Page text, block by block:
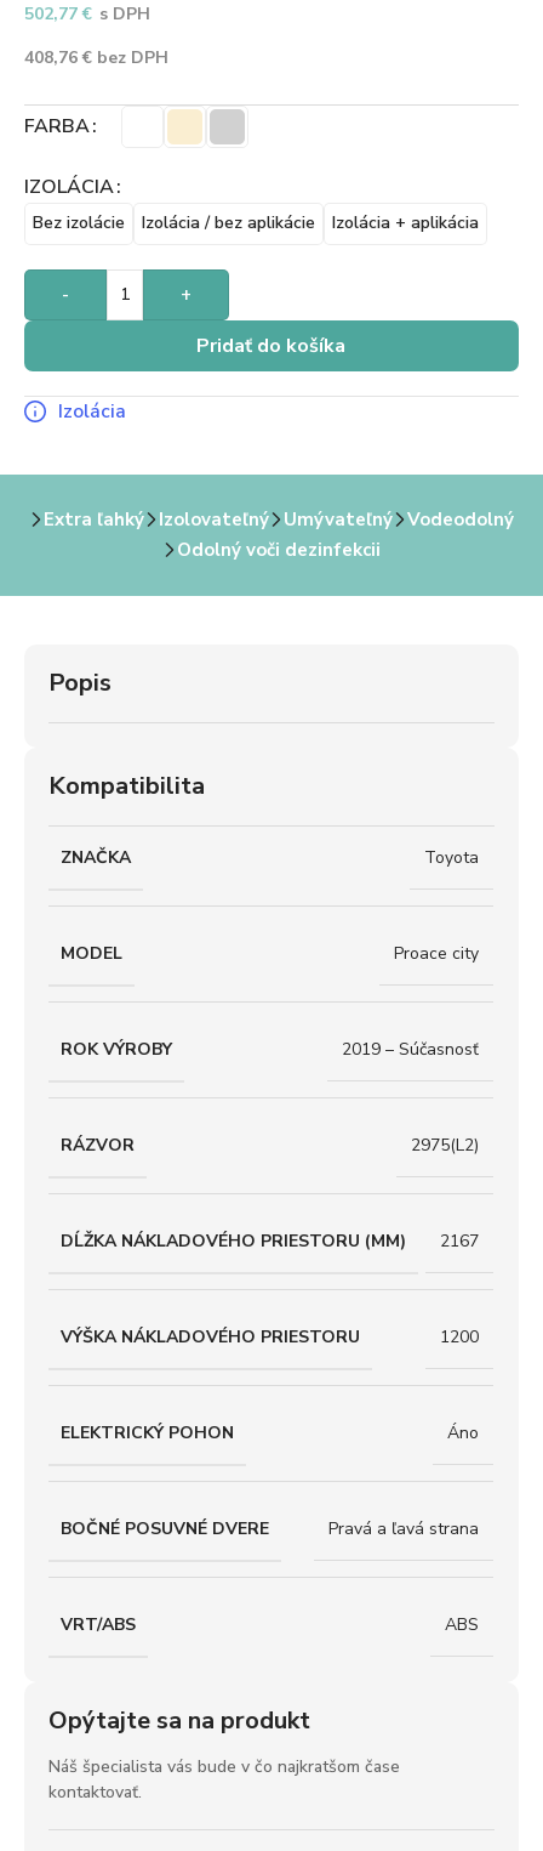
502,77€ s DPH
408,76€ bez DPH
FARBA
IZOLÁCIA
Bez izolácie Izolácia / bez aplikácie Izolácia + aplikácia
- +
Pridať do košíka
Izolácia
Extra ľahký Izolovateľný Umývateľný
Vodeodolný
Odolný voči dezinfekcii
Popis
Kompatibilita
ZNAČKA Toyota
MODEL Proace city
ROK VÝROBY 2019 – Súčasnosť
RÁZVOR 2975(L2)
DĹŽKA NÁKLADOVÉHO PRIESTORU (MM) 2167
VÝŠKA NÁKLADOVÉHO PRIESTORU 1200
ELEKTRICKÝ POHON Áno
BOČNÉ POSUVNÉ DVERE Pravá a ľavá strana
VRT/ABS ABS
Opýtajte sa na produkt
Náš špecialista vás bude v čo najkratšom čase
kontaktovať.